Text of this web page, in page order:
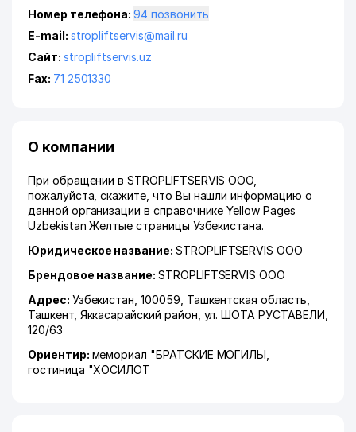
Номер телефона:
94 позвонить
E-mail: stropliftservis@mail.ru
Сайт: stropliftservis.uz
Fax: 71 2501330
О компании
При обращении в STROPLIFTSERVIS ООО,
пожалуйста, скажите, что Вы нашли информацию о
данной организации в справочнике Yellow Pages
Uzbekistan Желтые страницы Узбекистана.
Юридическое название: STROPLIFTSERVIS ООО
Брендовое название: STROPLIFTSERVIS ООО
Адрес: Узбекистан, 100059, Ташкентская область
Ташкент, Яккасарайский район ул. ШОТА РУСТАВЕЛИ
120/63
Ориентир: мемориал "БРАТСКИЕ МОГИЛЫ,
гостиница "ХОСИЛОТ